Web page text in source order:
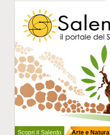
Scopri il Salento
Arte e Natura